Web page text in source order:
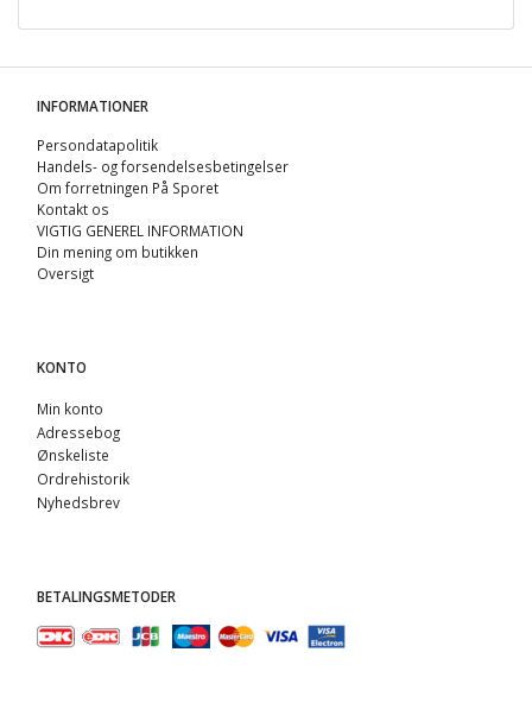
INFORMATIONER
Persondatapolitik
Handels- og forsendelsesbetingelser
Om forretningen På Sporet
Kontakt os
VIGTIG GENEREL INFORMATION
Din mening om butikken
Oversigt
KONTO
Min konto
Adressebog
Ønskeliste
Ordrehistorik
Nyhedsbrev
BETALINGSMETODER